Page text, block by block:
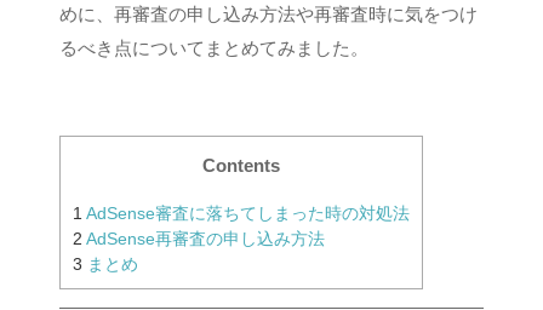
めに、再審査の申し込み方法や再審査時に気をつけ
るべき点についてまとめてみました。
Contents
1 AdSense審査に落ちてしまった時の対処法
2 AdSense再審査の申し込み方法
3 まとめ